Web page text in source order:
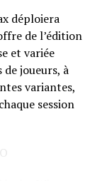
déploiera
de l’édition
et variée
joueurs, à
variantes,
session